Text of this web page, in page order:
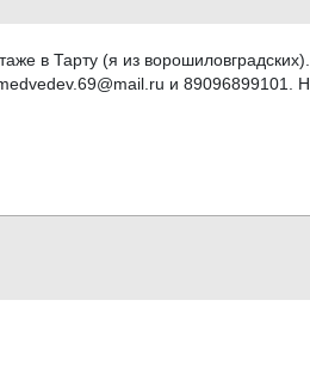
в Тарту (я из
и 89096899101.